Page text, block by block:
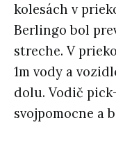
kolesách v
Berlingo bol
streche. V
1m vody a
dolu. Vodič
svojpomocne a